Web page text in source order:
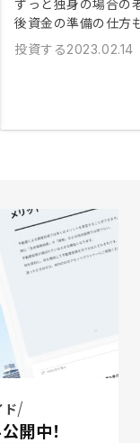
ずっと独身の場合の
後資金の準備の仕方
投資する2023.02.14
ド
開中！